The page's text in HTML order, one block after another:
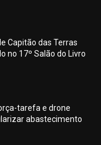
Capitão das Terras
no 17º Salão do Livro
tarefa e drone
abastecimento